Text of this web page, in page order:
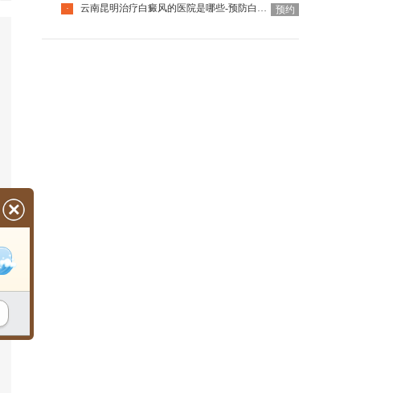
·
云南昆明治疗白癜风的医院是哪些-预防白癜风扩散的方法有哪些 预约